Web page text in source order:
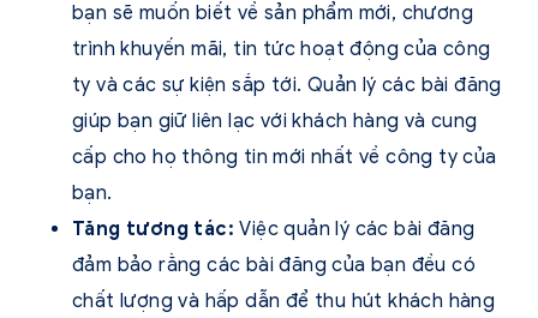
bạn sẽ muốn biết về sản phẩm mới, chương
trình khuyến mãi, tin tức hoạt động của công
ty và các sự kiện sắp tới. Quản lý các bài đăng
giúp bạn giữ liên lạc với khách hàng và cung
cấp cho họ thông tin mới nhất về công ty của
bạn.
Tăng tương tác: Việc quản lý các bài đăng
đảm bảo rằng các bài đăng của bạn đều có
chất lượng và hấp dẫn để thu hút khách hàng